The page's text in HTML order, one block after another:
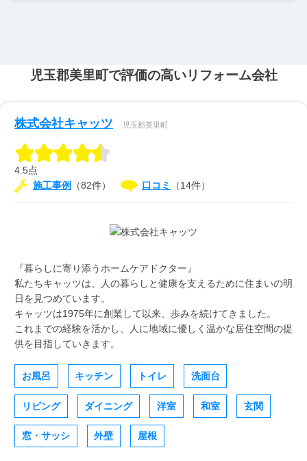
児玉郡美里町で評価の高いリフォーム会社
株式会社キャッツ 児玉郡美里町
4.5点
施工事例
（82件） 口コミ （14件）
『暮らしに寄り添うホームケアドクター』
私たちキャッツは、人の暮らしと健康を支えるために住まいの明
日を見つめています。
キャッツは1975年に創業して以来、歩みを続けてきました。
これまでの経験を活かし、人に地域に優しく温かな居住空間の提
供を目指していきます。
お風呂 キッチン トイレ 洗面台
リビング ダイニング 洋室 和室 玄関
窓・サッシ 外壁 屋根